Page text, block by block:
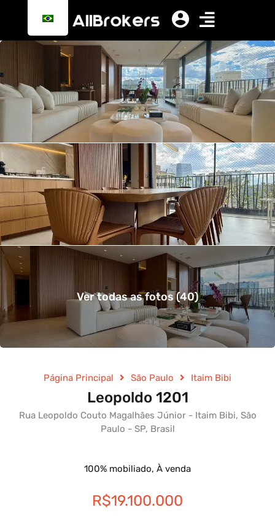
Ver todas as fotos (40)
Página Principal São Paulo Itaim Bibi
Leopoldo 1201
Rua Leopoldo Couto Magalhães Júnior - Itaim Bibi, São
Paulo - SP, Brasil
100% mobiliado, À venda
R$19.100.000